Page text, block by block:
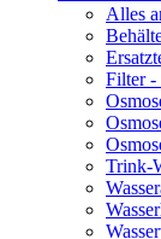
Alles
Filter -
Trink-